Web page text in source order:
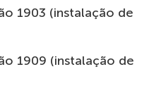
1903 (instalação de
1909 (instalação de